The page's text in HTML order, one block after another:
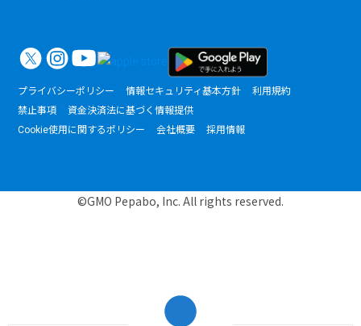
プライバシーポリシー 情報セキュリティ基本方針
利用規約
禁止事項
資金決済法に基づく情報提供
Cookie使用に関するポリシー
会社概要 採用情報
©GMO Pepabo, Inc. All rights reserved.